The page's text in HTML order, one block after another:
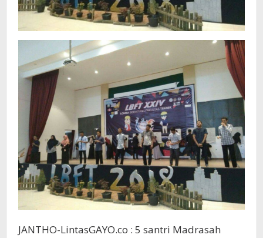
JANTHO-LintasGAYO.co : 5 santri Madrasah